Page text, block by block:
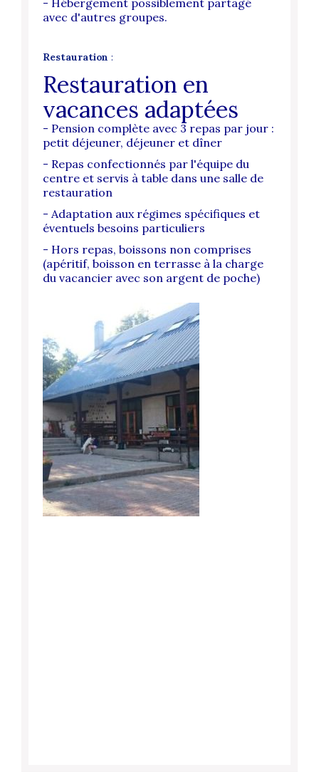
avec d'autres groupes.
Restauration :
Restauration en
vacances adaptées
- Pension complète avec 3 repas par jour :
petit déjeuner, déjeuner et dîner
- Repas confectionnés par l'équipe du
centre et servis à table dans une salle de
restauration
- Adaptation aux régimes spécifiques et
éventuels besoins particuliers
- Hors repas, boissons non comprises
(apéritif, boisson en terrasse à la charge
du vacancier avec son argent de poche)